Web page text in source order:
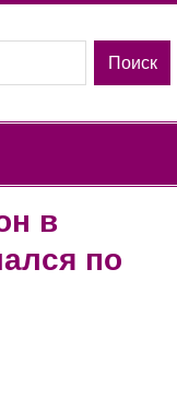
Поиск
в
по